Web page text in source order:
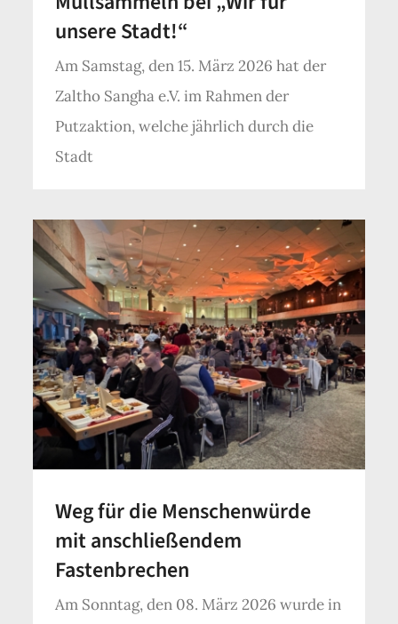
unsere Stadt!“
Am Samstag, den 15. März 2026 hat der
Zaltho Sangha e.V. im Rahmen der
Putzaktion, welche jährlich durch die
Stadt
Weg für die Menschenwürde
mit anschließendem
Fastenbrechen
Am Sonntag, den 08. März 2026 wurde in